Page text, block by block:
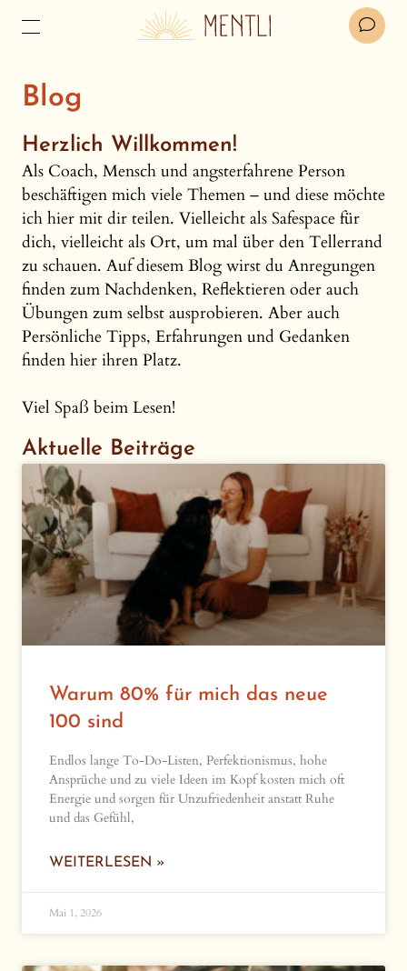
Blog
Herzlich Willkommen!
Als Coach, Mensch und angsterfahrene Person
beschäftigen mich viele Themen – und diese möchte
ich hier mit dir teilen. Vielleicht als Safespace für
dich, vielleicht als Ort, um mal über den Tellerrand
zu schauen. Auf diesem Blog wirst du Anregungen
finden zum Nachdenken, Reflektieren oder auch
Übungen zum selbst ausprobieren. Aber auch
Persönliche Tipps, Erfahrungen und Gedanken
finden hier ihren Platz.
Viel Spaß beim Lesen!
Aktuelle Beiträge
Warum 80% für mich das neue
100 sind
Endlos lange To-Do-Listen, Perfektionismus, hohe
Ansprüche und zu viele Ideen im Kopf kosten mich oft
Energie und sorgen für Unzufriedenheit anstatt Ruhe
und das Gefühl,
WEITERLESEN »
Mai 1, 2026